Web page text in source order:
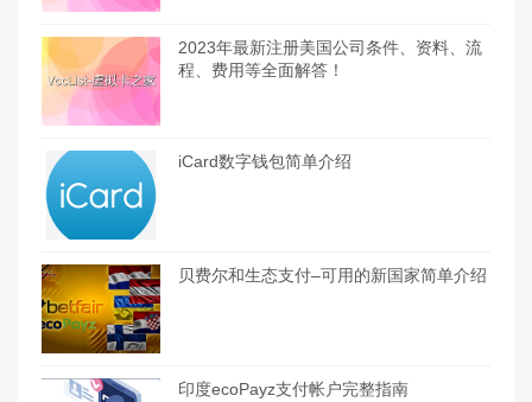
2023年最新注册美国公司条件、资料、流
程、费用等全面解答！
iCard数字钱包简单介绍
贝费尔和生态支付–可用的新国家简单介绍
印度ecoPayz支付帐户完整指南